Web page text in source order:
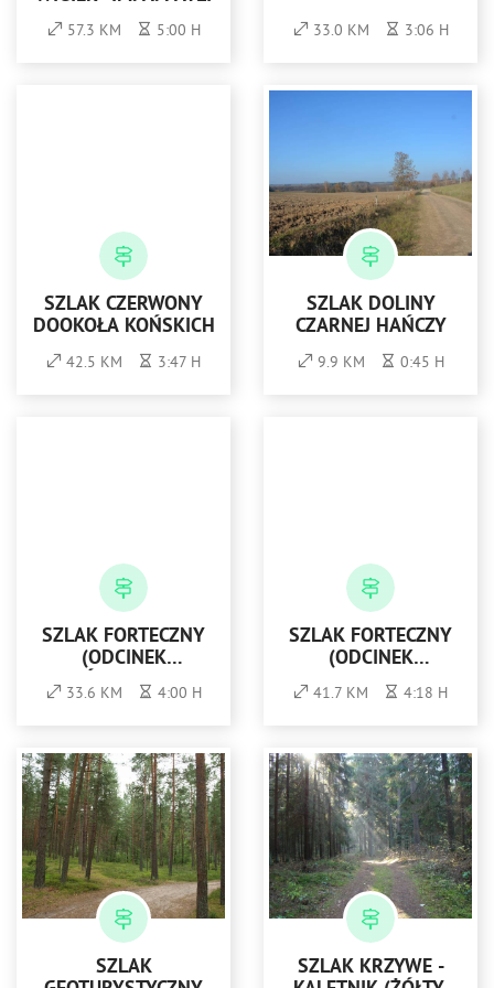
57.3 KM 5:00 H 33.0 KM 3:06 H
SZLAK CZERWONY
DOOKOŁA KOŃSKICH
42.5 KM 3:47 H
SZLAK DOLINY
CZARNEJ HAŃCZY
9.9 KM 0:45 H
SZLAK FORTECZNY
(ODCINEK
PÓŁNOCNY)
33.6 KM 4:00 H
SZLAK FORTECZNY
(ODCINEK
POŁUDNIOWY)
41.7 KM 4:18 H
SZLAK
SZLAK KRZYWE -